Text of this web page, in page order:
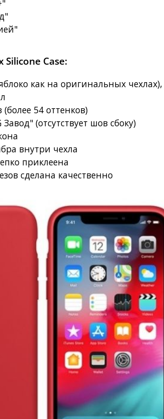
Case:
как на оригинальных
54 оттенков)
(отсутствует шов сбоку)
внутри чехла
приклеена
сделана качественно